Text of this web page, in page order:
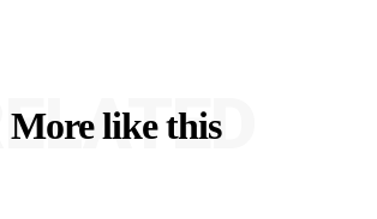
More like this
RELATED